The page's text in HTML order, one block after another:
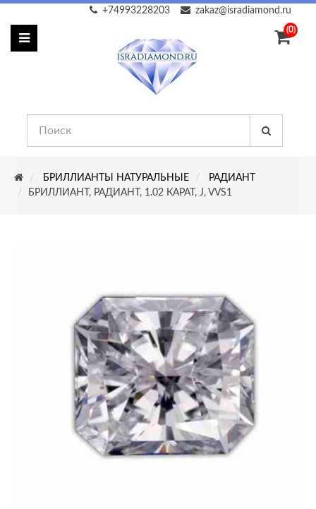
zakaz@isradiamond.ru
+74993228203
(0)
БРИЛЛИАНТЫ НАТУРАЛЬНЫЕ
РАДИАНТ
БРИЛЛИАНТ, РАДИАНТ, 1.02 КАРАТ, J, VVS1